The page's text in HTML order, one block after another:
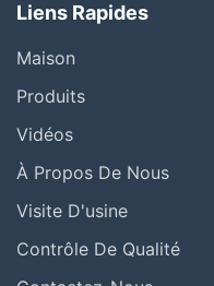
Liens Rapides
Maison
Produits
Vidéos
À Propos De Nous
Visite D'usine
Contrôle De Qualité